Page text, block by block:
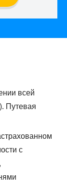
всей
Путевая
с